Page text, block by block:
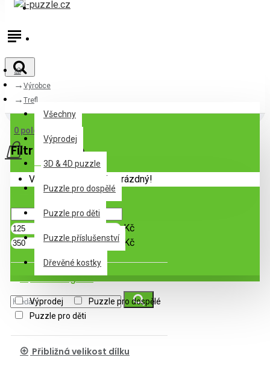
Přihlásit
Všechny
Všechny
Výprodej
3D & 4D puzzle
Puzzle pro dospělé
Puzzle pro děti
Puzzle příslušenství
Dřevěné kostky
0 položek - 0Kč
Váš nákupní košík je prázdný!
Výrobce
Trefl
Filtr
Cena
Kč
Kč
Podkategorie
Výprodej
Puzzle pro dospělé
Puzzle pro děti
Přibližná velikost dílku